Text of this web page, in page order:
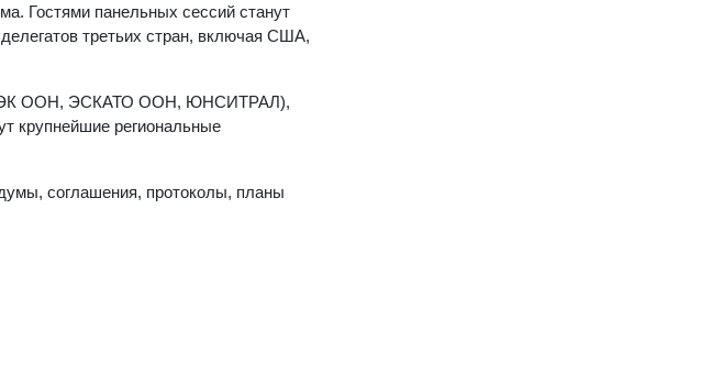
Гостями панельных сессий станут
третьих стран, включая США,
ЕЭК ООН, ЭСКАТО ООН, ЮНСИТРАЛ),
крупнейшие региональные
соглашения, протоколы, планы